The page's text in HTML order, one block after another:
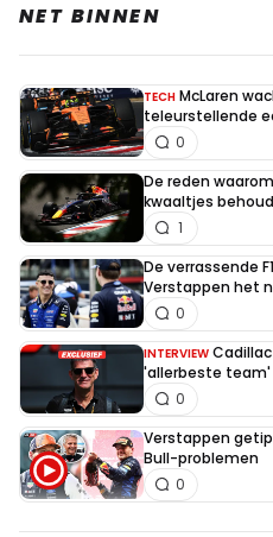
NET BINNEN
TECH McLaren
teleurstellende
0
De reden
kwaaltjes
1
De verrassende
Verstappen het
0
INTERVIEW
'allerbeste team'
0
Verstappen
Bull-problemen
0